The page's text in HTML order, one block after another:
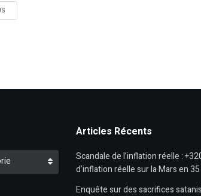
Articles Récents
Scandale de l’inflation réelle :
d’inflation réelle sur la Mars en
Enquête sur des sacrifices